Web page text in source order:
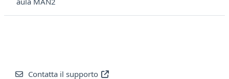
Contatta il supporto